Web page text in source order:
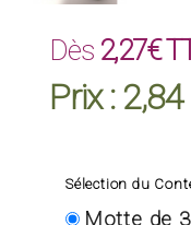
Dès 2,27€
Prix :
Sélection du
Motte de